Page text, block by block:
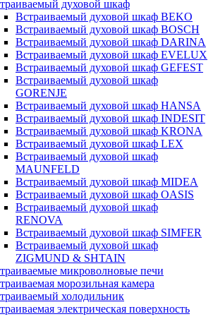
духовой шкаф
Встраиваемый духовой шкаф BEKO
Встраиваемый духовой шкаф BOSCH
Встраиваемый духовой шкаф DARINA
Встраиваемый духовой шкаф EVELUX
Встраиваемый духовой шкаф GEFEST
Встраиваемый духовой шкаф
GORENJE
Встраиваемый духовой шкаф HANSA
Встраиваемый духовой шкаф INDESIT
Встраиваемый духовой шкаф KRONA
Встраиваемый духовой шкаф LEX
Встраиваемый духовой шкаф
MAUNFELD
Встраиваемый духовой шкаф MIDEA
Встраиваемый духовой шкаф OASIS
Встраиваемый духовой шкаф
RENOVA
Встраиваемый духовой шкаф SIMFER
Встраиваемый духовой шкаф
ZIGMUND & SHTAIN
микроволновые печи
морозильная камера
холодильник
электрическая поверхность